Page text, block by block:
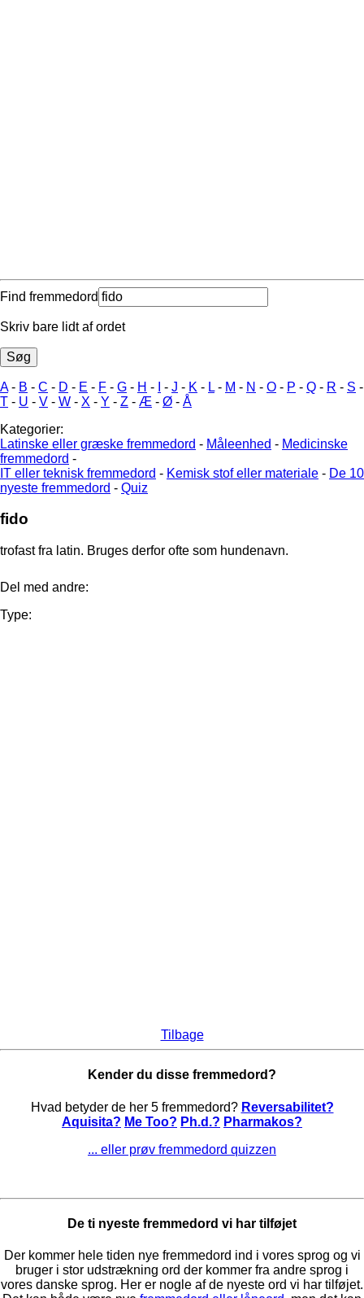
Find fremmedord
Skriv bare lidt af ordet
A- B - C - D - E - F - G - H - - J - K - L - M - N - O - P - Q - R - S -
T - U - V - W - X - Y - Z - Æ - Ø - Å
Kategorier:
Latinske eller græske fremmedord - Måleenhed - Medicinske
fremmedord -
IT eller teknisk fremmedord - Kemisk stof eller materiale - De 10
nyeste fremmedord - Quiz
fido
trofast fra latin. Bruges derfor ofte som hundenavn.
Del med andre:
Type:
Tilbage
Kender du disse fremmedord?
Hvad betyder de her 5 fremmedord? Reversabilitet?
Aquisita? Me Too? Ph.d.? Pharmakos?
... eller prøv fremmedord quizzen
De ti nyeste fremmedord vi har tilføjet
Der kommer hele tiden nye fremmedord ind i vores sprog og vi
bruger i stor udstrækning ord der kommer fra andre sprog i
vores danske sprog. Her er nogle af de nyeste ord vi har tilføjet.